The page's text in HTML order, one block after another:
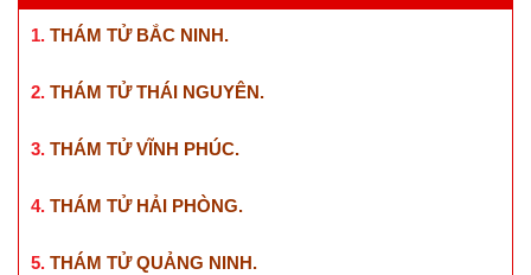
1. THÁM TỬ BẮC NINH.
2. THÁM TỬ THÁI NGUYÊN.
3. THÁM TỬ VĨNH PHÚC.
4. THÁM TỬ HẢI PHÒNG.
5. THÁM TỬ QUẢNG NINH.